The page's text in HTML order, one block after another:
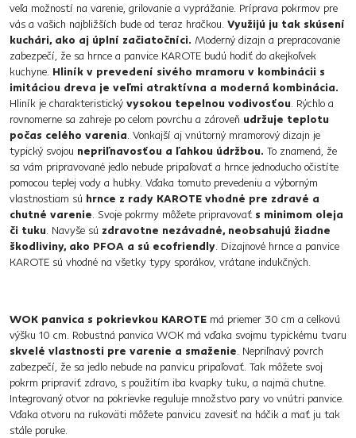
veľa možností na varenie, grilovanie a vyprážanie. Príprava pokrmov pre
vás a vašich najbližších bude od teraz hračkou. Využijú ju tak skúsení
kuchári, ako aj úplní začiatočníci. Moderný dizajn a prepracovanie
zabezpečí, že sa hrnce a panvice KAROTE budú hodiť do akejkoľvek
kuchyne. Hliník v prevedení sivého mramoru v kombinácii s
imitáciou dreva je veľmi atraktívna a moderná kombinácia.
Hliník je charakteristický vysokou tepelnou vodivosťou. Rýchlo a
rovnomerne sa zahreje po celom povrchu a zároveň udržuje teplotu
počas celého varenia. Vonkajší aj vnútorný mramorový dizajn je
typický svojou nepriľnavosťou a ľahkou údržbou. To znamená, že
sa vám pripravované jedlo nebude pripaľovať a hrnce jednoducho očistíte
pomocou teplej vody a hubky. Vďaka tomuto prevedeniu a výborným
vlastnostiam sú hrnce z rady KAROTE vhodné pre zdravé a
chutné varenie. Svoje pokrmy môžete pripravovať s minimom oleja
či tuku. Navyše sú zdravotne nezávadné, neobsahujú žiadne
škodliviny, ako PFOA a sú ecofriendly. Dizajnové hrnce a panvice
KAROTE sú vhodné na všetky typy sporákov, vrátane indukčných.
WOK panvica s pokrievkou KAROTE má priemer 30 cm a celkovú
výšku 10 cm. Robustná panvica WOK má vďaka svojmu typickému tvaru
skvelé vlastnosti pre varenie a smaženie. Nepriľnavý povrch
zabezpečí, že sa jedlo nebude na panvicu pripaľovať. Tak môžete svoj
pokrm pripraviť zdravo, s použitím iba kvapky tuku, a najmä chutne.
Integrovaný otvor na pokrievke reguluje množstvo pary vo vnútri panvice.
Vďaka otvoru na rukoväti môžete panvicu zavesiť na háčik a mať ju tak
stále poruke.